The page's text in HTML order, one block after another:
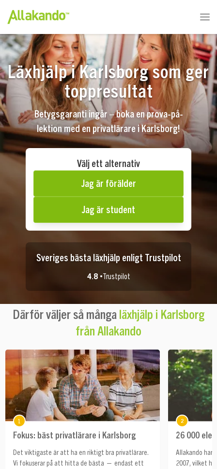
Läxhjälp i Karlsborg som ger
toppresultat
Betygsgaranti ingår – boka en prova-på-
lektion med en privatlärare i Karlsborg!
Välj ett alternativ
Jag är förälder
Jag är student
Sveriges bästa läxhjälp enligt Trustpilot
4.8 •Trustpilot
Därför väljer så många läxhjälp i Karlsborg
från Allakando
1
Fokus: bäst privatlärare i Karlsborg
Det viktigaste är att ha en riktigt bra privatlärare.
Vi fokuserar på att hitta de bästa — endast ett
2
26 000
Allakando har
2007, vilket